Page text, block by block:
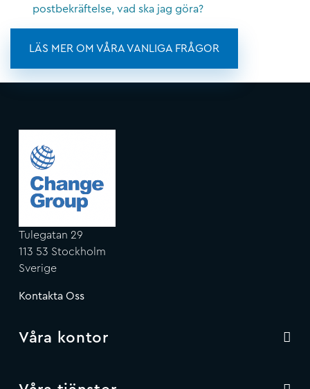
postbekräftelse, vad ska jag göra?
LÄS MER OM VÅRA VANLIGA FRÅGOR
Tulegatan 29
113 53 Stockholm
Sverige
Kontakta Oss
Våra kontor